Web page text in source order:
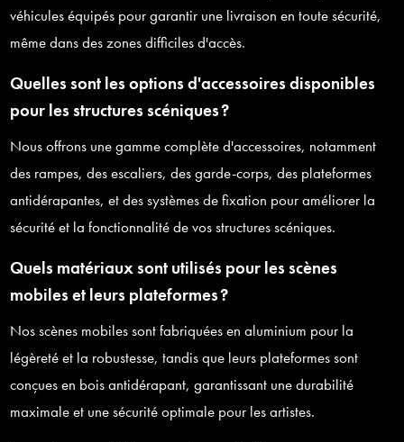
véhicules équipés pour garantir une livraison en toute sécurité,
même dans des zones difficiles d'accès.
Quelles sont les options d'accessoires disponibles
pour les structures scéniques ?
Nous offrons une gamme complète d'accessoires, notamment
des rampes, des escaliers, des garde-corps, des plateformes
antidérapantes, et des systèmes de fixation pour améliorer la
sécurité et la fonctionnalité de vos structures scéniques.
Quels matériaux sont utilisés pour les scènes
mobiles et leurs plateformes ?
Nos scènes mobiles sont fabriquées en aluminium pour la
légèreté et la robustesse, tandis que leurs plateformes sont
conçues en bois antidérapant, garantissant une durabilité
maximale et une sécurité optimale pour les artistes.